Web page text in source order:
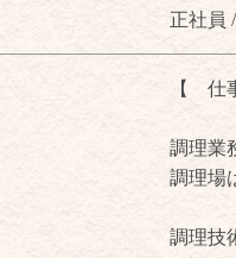
正社員
【 仕
調理業
調理場
調理技